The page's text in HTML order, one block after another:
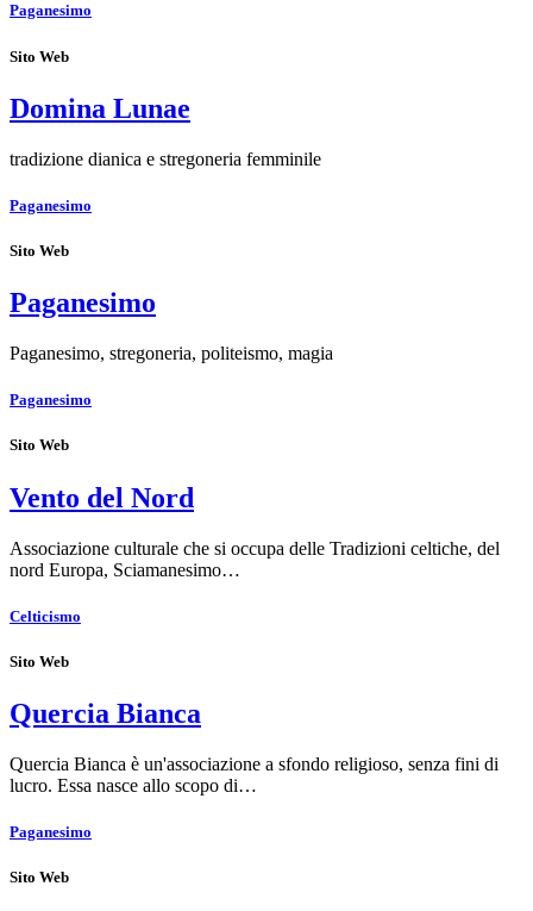
Paganesimo
Sito Web
Domina Lunae
tradizione dianica e stregoneria femminile
Paganesimo
Sito Web
Paganesimo
Paganesimo, stregoneria, politeismo, magia
Paganesimo
Sito Web
Vento del Nord
Associazione culturale che si occupa delle Tradizioni celtiche, del
nord Europa, Sciamanesimo…
Celticismo
Sito Web
Quercia Bianca
Quercia Bianca è un'associazione a sfondo religioso, senza fini di
lucro. Essa nasce allo scopo di…
Paganesimo
Sito Web